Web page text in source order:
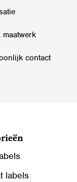
contact
labels